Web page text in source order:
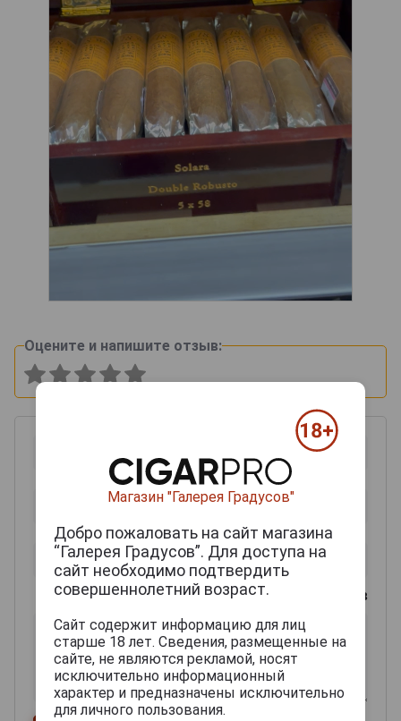
Оцените и напишите отзыв:
0из 2000 знаков
Магазин "Галерея Градусов"
Добро пожаловать на сайт магазина
“Галерея Градусов”. Для доступа на
сайт необходимо подтвердить
совершеннолетний возраст.
Сайт содержит информацию для лиц
старше 18 лет. Сведения, размещенные на
сайте, не являются рекламой, носят
исключительно информационный
характер и предназначены исключительно
для личного пользования.